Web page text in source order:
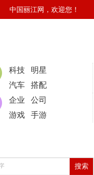
中国丽江网，欢迎您！
科技
明星
汽车
搭配
企业
公司
游戏
手游